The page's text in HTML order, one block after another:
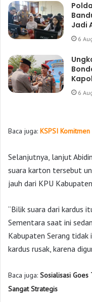
Jadi
6
6
Baca juga: KSPSI
Selanjutnya, lanjut
suara karton tersebut
jauh dari KPU
“Bilik suara dari kardus
Sementara saat ini
Kabupaten Serang tidak
kardus rusak, karena
Baca juga: Sosialisasi Goes
Sangat Strategis